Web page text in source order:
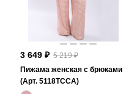
3 649 ₽ 5 219 ₽
Пижама женская с брюками
(Арт. 5118TCCA)